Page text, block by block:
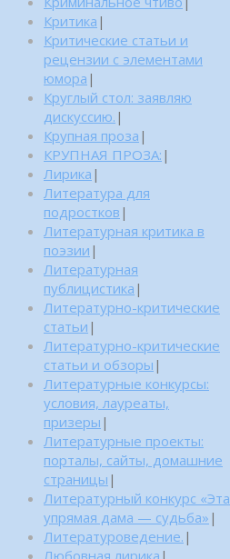
Критика |
Критические статьи и
рецензии с элементами
юмора |
Круглый стол: заявляю
дискуссию. |
Крупная проза |
КРУПНАЯ ПРОЗА: |
Лирика |
Литература для
подростков |
Литературная критика в
поэзии |
Литературная
публицистика |
Литературно-критические
статьи |
Литературно-критические
статьи и обзоры |
Литературные конкурсы:
условия, лауреаты,
призеры |
Литературные проекты:
порталы, сайты, домашние
страницы |
Литературный конкурс «Эта
упрямая дама — судьба» |
Литературоведение. |
Любовная лирика |